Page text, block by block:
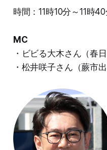
時間：11時10分～11時
MC
・ビビる大木さん（春
・松井咲子さん（蕨市